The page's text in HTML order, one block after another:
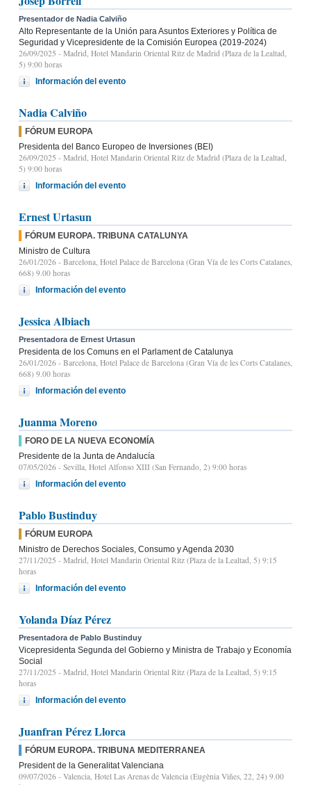
Presentador de Nadia Calviño
Alto Representante de la Unión para Asuntos Exteriores y Política de
Seguridad y Vicepresidente de la Comisión Europea (2019-2024)
26/09/2025 - Madrid, Hotel Mandarin Oriental Ritz de Madrid (Plaza de la Lealtad,
5) 9:00 horas
Información del evento
Nadia Calviño
FÓRUM EUROPA
Presidenta del Banco Europeo de Inversiones (BEI)
26/09/2025 - Madrid, Hotel Mandarin Oriental Ritz de Madrid (Plaza de la Lealtad,
5) 9:00 horas
Información del evento
Ernest Urtasun
FÓRUM EUROPA. TRIBUNA CATALUNYA
Ministro de Cultura
26/01/2026 - Barcelona, Hotel Palace de Barcelona (Gran Vía de les Corts Catalanes,
668) 9.00 horas
Información del evento
Jessica Albiach
Presentadora de Ernest Urtasun
Presidenta de los Comuns en el Parlament de Catalunya
26/01/2026 - Barcelona, Hotel Palace de Barcelona (Gran Vía de les Corts Catalanes,
668) 9.00 horas
Información del evento
Juanma Moreno
FORO DE LA NUEVA ECONOMÍA
Presidente de la Junta de Andalucía
07/05/2026 - Sevilla, Hotel Alfonso XIII (San Fernando, 2) 9:00 horas
Información del evento
Pablo Bustinduy
FÓRUM EUROPA
Ministro de Derechos Sociales, Consumo y Agenda 2030
27/11/2025 - Madrid, Hotel Mandarin Oriental Ritz (Plaza de la Lealtad, 5) 9:15
horas
Información del evento
Yolanda Díaz Pérez
Presentadora de Pablo Bustinduy
Vicepresidenta Segunda del Gobierno y Ministra de Trabajo y Economía
Social
27/11/2025 - Madrid, Hotel Mandarin Oriental Ritz (Plaza de la Lealtad, 5) 9:15
horas
Información del evento
Juanfran Pérez Llorca
FÓRUM EUROPA. TRIBUNA MEDITERRANEA
President de la Generalitat Valenciana
09/07/2026 - Valencia, Hotel Las Arenas de Valencia (Eugènia Viñes, 22, 24) 9.00